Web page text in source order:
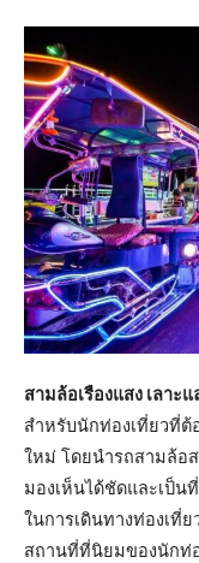
สามล้อเรืองแสง เลาะ
สำหรับนักท่องเที่ยวที่
ใหม่ โดยนำรถสามล้อ
มองเห็นได้ชัดและเป็น
ในการเดินทางท่องเที่
สถานที่ที่นิยมของนักท่